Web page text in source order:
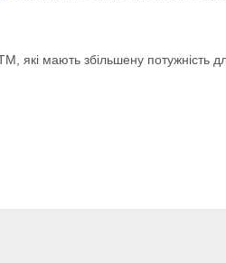
які мають збільшену потужність